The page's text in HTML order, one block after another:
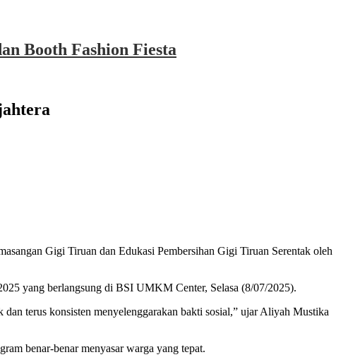
Booth Fashion Fiesta
Gigi Tiruan dan Edukasi Pembersihan Gigi Tiruan Serentak oleh
yang berlangsung di BSI UMKM Center, Selasa (8/07/2025).
terus konsisten menyelenggarakan bakti sosial,” ujar Aliyah Mustika
benar-benar menyasar warga yang tepat.